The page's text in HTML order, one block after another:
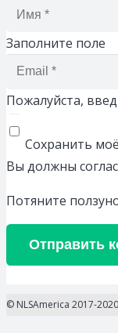
Заполните поле
Пожалуйста,
Сохранить
Вы должны
Потяните
Отправить
© NLSAmerica 2017-